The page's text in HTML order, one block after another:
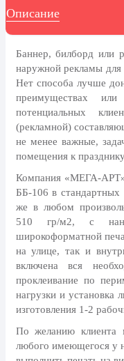
8 марта, Международный
27 марта, День театра
1 апреля, День смеха
Апрель, Месячник по
благоустройству
апреля)
Светлая Пасха
12 апреля, День
18 апреля, Дни
культурного наследия
6 мая, День герба и флага
9 мая, День Победы
Описание
Баннер, билборд или
наружной рекламы для
Нет способа лучше
преимуществах
потенциальных
(рекламной)
не менее важные,
помещения к
Компания «МЕГА-АРТ»
ББ-106 в
же в любом
510 гр/м2, с
широкоформатной
на улице, так и
включена вся
проклеивание по
нагрузки и
изготовления 1-2
По желанию клиента
любого имеющегося у